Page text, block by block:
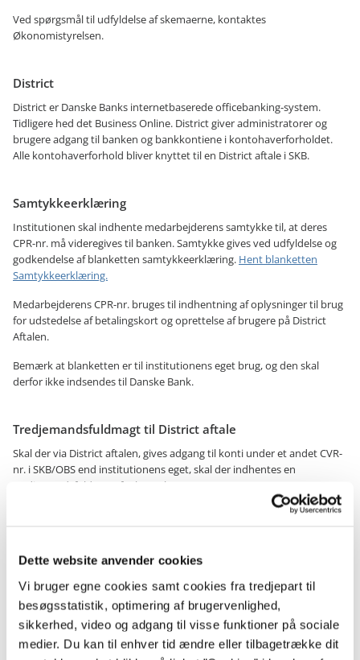
Dette website anvender cookies
Vi bruger egne cookies samt cookies fra tredjepart til
besøgsstatistik, optimering af brugervenlighed,
sikkerhed, video og adgang til visse funktioner på sociale
medier. Du kan til enhver tid ændre eller tilbagetrække dit
Ved spørgsmål til udfyldelse af skemaerne, kontaktes
Økonomistyrelsen.
District
District er Danske Banks internetbaserede officebanking-system.
Tidligere hed det Business Online. District giver administratorer og
brugere adgang til banken og bankkontiene i kontohaverforholdet.
Alle kontohaverforhold bliver knyttet til en District aftale i SKB.
Samtykkeerklæring
Institutionen skal indhente medarbejderens samtykke til, at deres
CPR-nr. må videregives til banken. Samtykke gives ved udfyldelse og
godkendelse af blanketten samtykkeerklæring. Hent blanketten
Samtykkeerklæring.
Medarbejderens CPR-nr. bruges til indhentning af oplysninger til brug
for udstedelse af betalingskort og oprettelse af brugere på District
Aftalen.
Bemærk at blanketten er til institutionens eget brug, og den skal
derfor ikke indsendes til Danske Bank.
Tredjemandsfuldmagt til District aftale
Skal der via District aftalen, gives adgang til konti under et andet CVR-
nr. i SKB/OBS end institutionens eget, skal der indhentes en
tredjemandsfuldmagt fra kontohaver.
Fuldmagten gives ved at udfylde blanketten Tredjemandsfuldmagt til
Fuldmagtsgiveren er kontohaver. Fuldmagtshaver er den institution,
der er bemyndiget til at forespørge og/disponere på kontohavers
konti via Fuldmagtshavers egen District aftale.
Med tredjemandsfuldmagten gives der fuldmagt til, at: